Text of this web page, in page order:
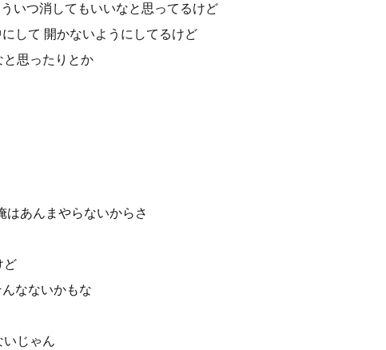
いつ消してもいいなと思ってるけど
して 開かないようにしてるけど
思ったりとか
はあんまやらないからさ
ど
なないかもな
じゃん